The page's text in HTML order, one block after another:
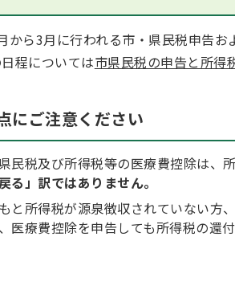
から3月に行われる市・県民税申告お
程については市県民税の申告と所得
にご注意ください
民税及び所得税等の医療費控除は、
る」訳ではありません。
と所得税が源泉徴収されていない方
医療費控除を申告しても所得税の還付